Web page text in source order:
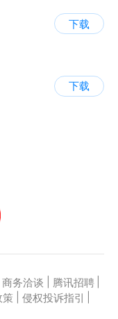
下载
下载
商务洽谈 腾讯招聘
策 侵权投诉指引